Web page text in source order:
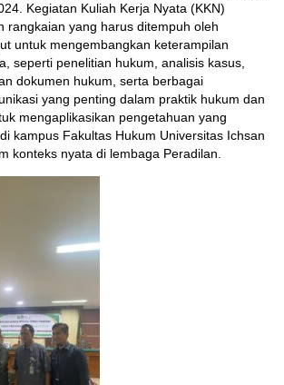
Kegiatan Kuliah Kerja Nyata (KKN)
rangkaian yang harus ditempuh oleh
untuk mengembangkan keterampilan
seperti penelitian hukum, analisis kasus,
dokumen hukum, serta berbagai
yang penting dalam praktik hukum dan
mengaplikasikan pengetahuan yang
kampus Fakultas Hukum Universitas Ichsan
konteks nyata di lembaga Peradilan.